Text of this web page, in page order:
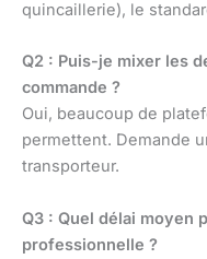
quincaillerie), le
Q2 : Puis-je mixer les
commande ?
Oui, beaucoup de
permettent. Demande
transporteur.
Q3 : Quel délai moyen
professionnelle ?